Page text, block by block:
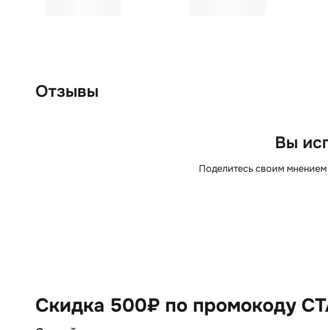
Отзывы
Вы
Поделитесь своим мнением
Скидка 500₽ по промокоду